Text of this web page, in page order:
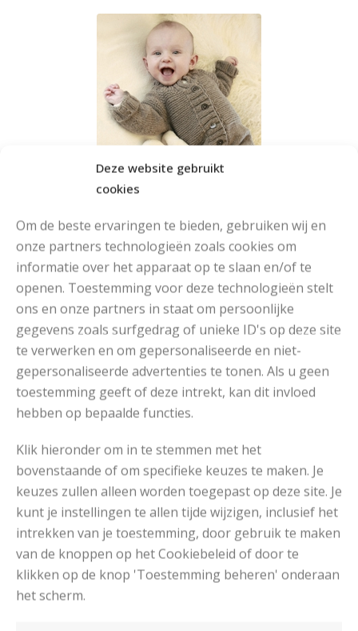
Deze website gebruikt
cookies
Om de beste ervaringen te bieden, gebruiken wij en
onze partners technologieën zoals cookies om
informatie over het apparaat op te slaan en/of te
openen. Toestemming voor deze technologieën stelt
ons en onze partners in staat om persoonlijke
gegevens zoals surfgedrag of unieke ID's op deze site
te verwerken en om gepersonaliseerde en niet-
gepersonaliseerde advertenties te tonen. Als u geen
toestemming geeft of deze intrekt, kan dit invloed
hebben op bepaalde functies.
Klik hieronder om in te stemmen met het
bovenstaande of om specifieke keuzes te maken. Je
keuzes zullen alleen worden toegepast op deze site. Je
kunt je instellingen te allen tijde wijzigen, inclusief het
intrekken van je toestemming, door gebruik te maken
van de knoppen op het Cookiebeleid of door te
klikken op de knop 'Toestemming beheren' onderaan
het scherm.
Ga naar het patroon